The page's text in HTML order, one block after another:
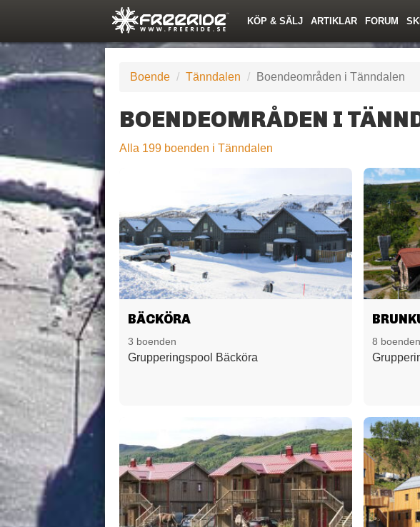
KÖP & SÄLJ ARTIKLAR
Nyheter Quiz Events
FORUM
Nya inlägg Forumlista
Snöfallstoppen Topplistor
Skidor Pjäxor
Årets Krasch
Boende Tänndalen Boendeområden i Tänndalen
BOENDEOMRÅDEN I
Alla 199 boenden i Tänndalen
BÄCKÖRA
3 boenden
Grupperingspool Bäcköra
8 boenden